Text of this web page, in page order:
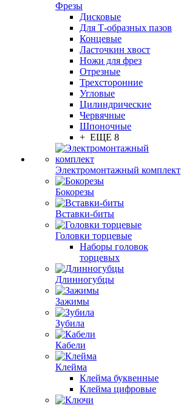
Фрезы
Дисковые
Для Т-образных пазов
Концевые
Ласточкин хвост
Ножи для фрез
Отрезные
Трехсторонние
Угловые
Цилиндрические
Червячные
Шпоночные
+ ЕЩЕ 8
Электромонтажный комплект
Бокорезы
Вставки-биты
Головки торцевые
Наборы головок
торцевых
Длинногубцы
Зажимы
Зубила
Кабели
Клейма
Клейма буквенные
Клейма цифровые